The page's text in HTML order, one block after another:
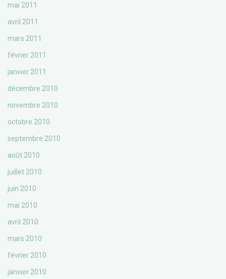
mai 2011
avril 2011
mars 2011
février 2011
janvier 2011
décembre 2010
novembre 2010
octobre 2010
septembre 2010
août 2010
juillet 2010
juin 2010
mai 2010
avril 2010
mars 2010
février 2010
janvier 2010